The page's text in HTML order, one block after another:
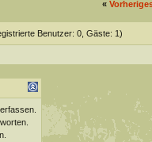
«
Benutzer: 0, Gäste: 1)